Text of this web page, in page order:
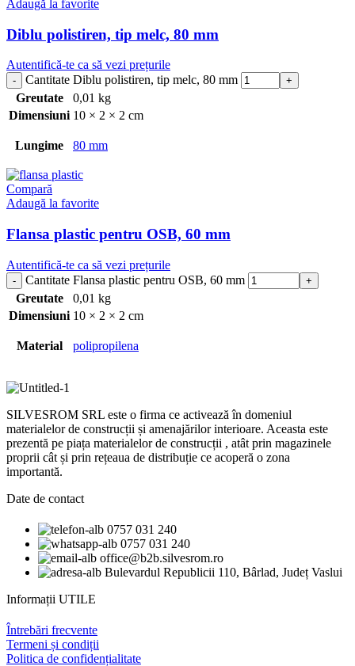
Adaugă la favorite
Diblu polistiren, tip melc, 80 mm
Autentifică-te ca să vezi prețurile
Cantitate Diblu polistiren, tip melc, 80 mm
Greutate
0,01 kg
Dimensiuni 10 × 2 × 2 cm
Lungime 80 mm
Compară
Adaugă la favorite
Flansa plastic pentru OSB, 60 mm
Autentifică-te ca să vezi prețurile
Cantitate Flansa plastic pentru OSB, 60 mm
Greutate
0,01 kg
Dimensiuni 10 × 2 × 2 cm
Material polipropilena
SILVESROM SRL este o firma ce activează în domeniul
materialelor de construcții și amenajărilor interioare. Aceasta este
prezentă pe piața materialelor de construcții , atât prin magazinele
proprii cât și prin rețeaua de distribuție ce acoperă o zona
importantă.
Date de contact
0757 031 240
0757 031 240
office@b2b.silvesrom.ro
Bulevardul Republicii 110, Bârlad, Județ Vaslui
Informații UTILE
Întrebări frecvente
Termeni și condiții
Politica de confidențialitate